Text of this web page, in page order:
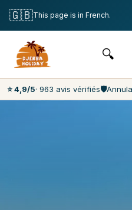
Bezplatné zrušenie
Zákazníckej podpory 7 dní v
🔍
⭐ 4,9/5· 963 avis vérifiés🛡️
🇬🇧This page is in French.